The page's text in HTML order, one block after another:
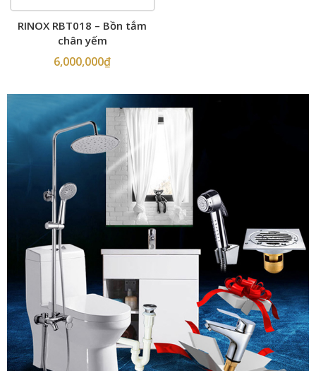
RINOX RBT018 – Bồn tắm
chân yếm
6,000,000₫